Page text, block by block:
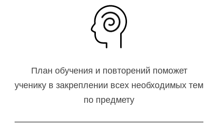
План обучения и повторений поможет
ученику в закреплении всех необходимых тем
по предмету